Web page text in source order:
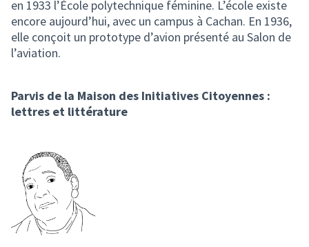
en 1933 l’École polytechnique féminine. L’école existe
encore aujourd’hui, avec un campus à Cachan. En 1936,
elle conçoit un prototype d’avion présenté au Salon de
l’aviation.
Parvis de la Maison des Initiatives Citoyennes :
lettres et littérature